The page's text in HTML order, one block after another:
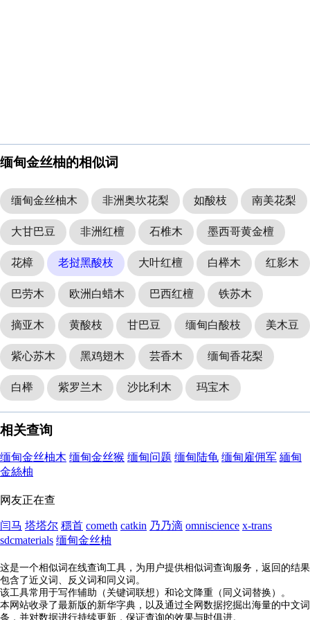
缅甸金丝柚的相似词
缅甸金丝柚木 非洲奥坎花梨 如酸枝 南美花梨
大甘巴豆 非洲红檀 石椎木 墨西哥黄金檀
花樟 老挝黑酸枝 大叶红檀 白榉木 红影木
巴劳木 欧洲白蜡木 巴西红檀 铁苏木
摘亚木 黄酸枝 甘巴豆 缅甸白酸枝 美木豆
紫心苏木 黑鸡翅木 芸香木 缅甸香花梨
白榉 紫罗兰木 沙比利木 玛宝木
相关查询
缅甸金丝柚木 缅甸金丝猴 缅甸问题 缅甸陆龟 缅甸雇佣军 緬甸
金絲柚
网友正在查
闫马 塔塔尔 穩首 cometh catkin 乃乃滴 omniscience x-trans
sdcmaterials 缅甸金丝柚
这是一个相似词在线查询工具，为用户提供相似词查询服务，返回的结果
包含了近义词、反义词和同义词。
该工具常用于写作辅助（关键词联想）和论文降重（同义词替换）。
本网站收录了最新版的新华字典，以及通过全网数据挖掘出海量的中文词
条，并对数据进行持续更新，保证查询的效果与时俱进。